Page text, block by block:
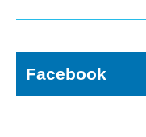
Facebook